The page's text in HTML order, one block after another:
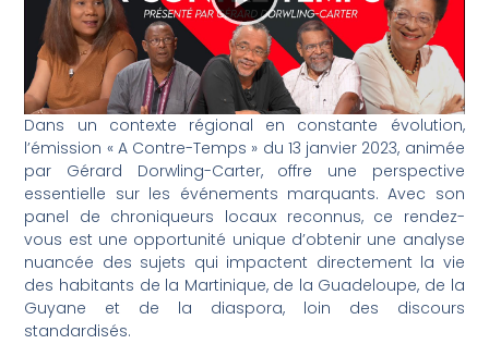
Dans un contexte régional en constante évolution,
l’émission « A Contre-Temps » du 13 janvier 2023, animée
par Gérard Dorwling-Carter, offre une perspective
essentielle sur les événements marquants. Avec son
panel de chroniqueurs locaux reconnus, ce rendez-
vous est une opportunité unique d’obtenir une analyse
nuancée des sujets qui impactent directement la vie
des habitants de la Martinique, de la Guadeloupe, de la
Guyane et de la diaspora, loin des discours
standardisés.